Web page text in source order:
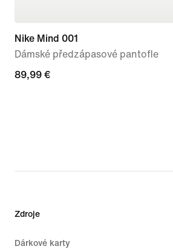
Nike Mind 001
Dámské předzápasové pantofle
89,99 €
89,99 €
Zdroje
Dárkové karty